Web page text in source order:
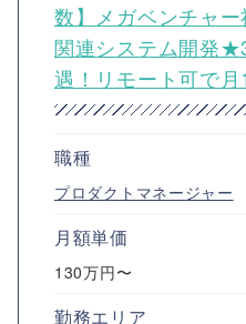
数】メガベンチャ
関連システム開発
遇！リモート可で月
職種
プロダクトマネージャー
月額単価
130万円〜
勤務エリア